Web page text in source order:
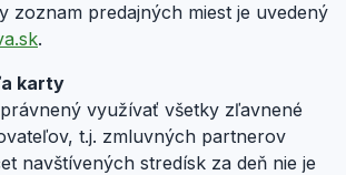
zoznam predajných miest je uvedený
.
karty
využívať všetky zľavnené
t.j. zmluvných partnerov
navštívených stredísk za deň nie je